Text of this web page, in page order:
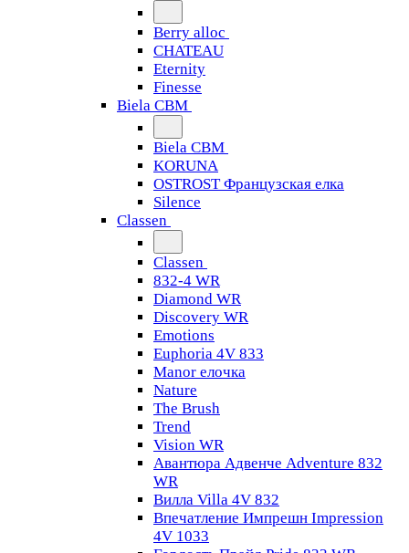
Berry alloc
CHATEAU
Eternity
Finesse
Biela CBM
Biela CBM
KORUNA
OSTROST Французская елка
Silence
Classen
Classen
832-4 WR
Diamond WR
Discovery WR
Emotions
Euphoria 4V 833
Manor елочка
Nature
The Brush
Trend
Vision WR
Авантюра Адвенче Adventure 832
WR
Вилла Villa 4V 832
Впечатление Импрешн Impression
4V 1033